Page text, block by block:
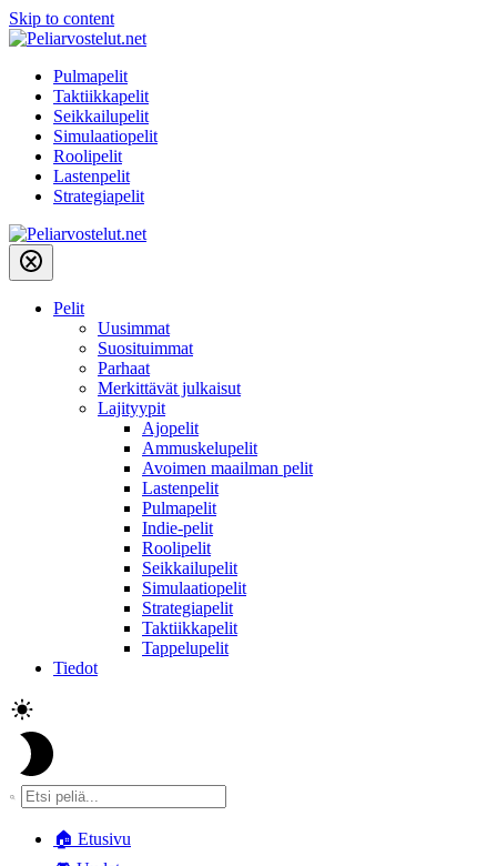
Skip to content
Pulmapelit
Taktiikkapelit
Seikkailupelit
Simulaatiopelit
Roolipelit
Lastenpelit
Strategiapelit
Pelit
Uusimmat
Suosituimmat
Parhaat
Merkittävät julkaisut
Lajityypit
Ajopelit
Ammuskelupelit
Avoimen maailman pelit
Lastenpelit
Pulmapelit
Indie-pelit
Roolipelit
Seikkailupelit
Simulaatiopelit
Strategiapelit
Taktiikkapelit
Tappelupelit
Tiedot
🏠 Etusivu